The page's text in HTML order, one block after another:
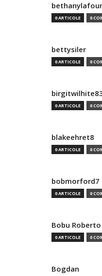
0 ARTICOLE 0
bettysiler
0 ARTICOLE 0
0 ARTICOLE 0
blakeehret8
0 ARTICOLE 0
bobmorford7
0 ARTICOLE 0
Bobu
0 ARTICOLE 0
Bogdan